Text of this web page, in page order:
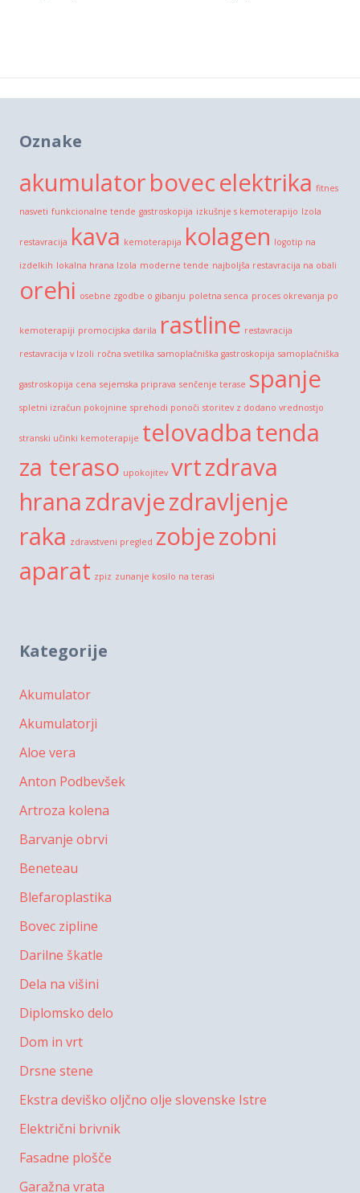
Oznake
akumulatorbovecelektrika fitnes
nasveti funkcionalne tende gastroskopija izkušnje s kemoterapijo Izola
restavracija kava kemoterapija kolagen logotip na
izdelkih lokalna hrana Izola moderne tende najboljša restavracija na obali
orehi osebne zgodbe o gibanju poletna senca proces okrevanja po
kemoterapiji promocijska darila rastline restavracija
restavracija v Izoli ročna svetilka samoplačniška gastroskopija samoplačniška
gastroskopija cena sejemska priprava senčenje terase spanje
spletni izračun pokojnine sprehodi ponoči storitev z dodano vrednostjo
stranski učinki kemoterapije telovadbatenda
za teraso upokojitev vrtzdrava
hranazdravjezdravljenje
raka zdravstveni pregled zobjezobni
aparat zpiz zunanje kosilo na terasi
Kategorije
Akumulator
Akumulatorji
Aloe vera
Anton Podbevšek
Artroza kolena
Barvanje obrvi
Beneteau
Blefaroplastika
Bovec zipline
Darilne škatle
Dela na višini
Diplomsko delo
Dom in vrt
Drsne stene
Ekstra deviško oljčno olje slovenske Istre
Električni brivnik
Fasadne plošče
Garažna vrata